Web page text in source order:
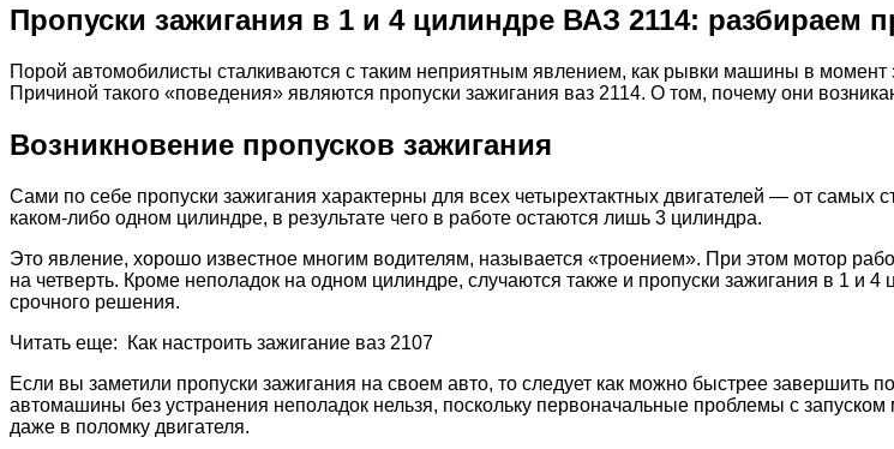
Пропуски зажигания в 1 и 4 цилиндре ВАЗ 2114: разбираем
Порой автомобилисты сталкиваются с таким неприятным явлением, как рывки машины в момент
Причиной такого «поведения» являются пропуски зажигания ваз 2114. О том, почему они
Возникновение пропусков зажигания
Сами по себе пропуски зажигания характерны для всех четырехтактных двигателей — от
каком-либо одном цилиндре, в результате чего в работе остаются лишь 3 цилиндра.
Это явление, хорошо известное многим водителям, называется «троением». При этом мотор
на четверть. Кроме неполадок на одном цилиндре, случаются также и пропуски зажигания в 1 и
срочного решения.
Читать еще: Как настроить зажигание ваз 2107
Если вы заметили пропуски зажигания на своем авто, то следует как можно быстрее завершить
автомашины без устранения неполадок нельзя, поскольку первоначальные проблемы с
даже в поломку двигателя.